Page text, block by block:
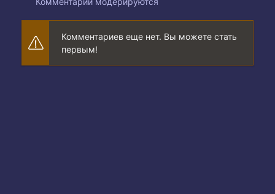
Комментариев еще нет. Вы можете стать
первым!